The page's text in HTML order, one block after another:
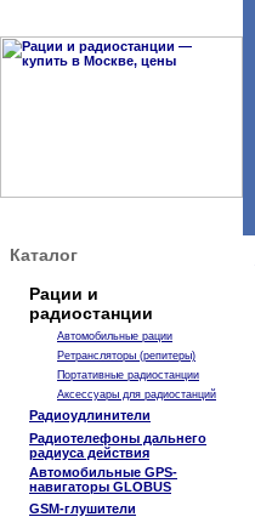
Каталог
Рации и
радиостанции
Автомобильные рации
Ретрансляторы (репитеры)
Портативные радиостанции
Аксессуары для радиостанций
Радиоудлинители
Радиотелефоны дальнего
радиуса действия
Автомобильные GPS-
навигаторы GLOBUS
GSM-глушители